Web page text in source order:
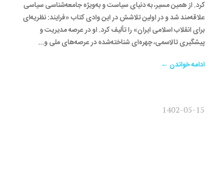
کرد. از همین مسیر، به دنیای سیاست و به‌ویژه جامعه‌شناسی سیاسی
علاقه‌مند شد و در اولین تلاشش در این وادی کتاب «فرایند: نظریه‌ای
برای انقلاب اسلامی ایران» را تألیف کرد. او در عرصه‌ مدیریت و
پیشگیری تالاسمی، چهره‌ای شناخته‌شده در عرصه‌های ملی و...
ادامه خواندن ←
1402-05-15